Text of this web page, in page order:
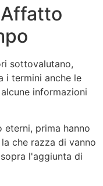
sottovalutano,
i termini anche le
informazioni
eterni, prima hanno
che razza di vanno
l'aggiunta di